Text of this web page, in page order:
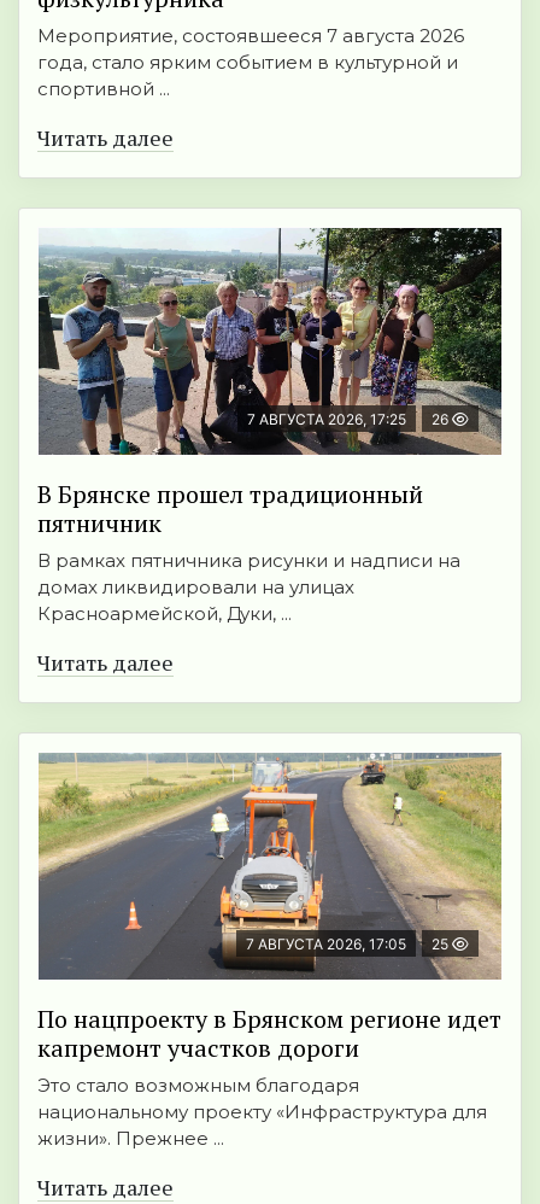
Мероприятие, состоявшееся 7 августа 2026
года, стало ярким событием в культурной и
спортивной ...
Читать далее
7 АВГУСТА 2026, 17:25 26
В Брянске прошел традиционный
пятничник
В рамках пятничника рисунки и надписи на
домах ликвидировали на улицах
Красноармейской, Дуки, ...
Читать далее
7 АВГУСТА 2026, 17:05 25
По нацпроекту в Брянском регионе идет
капремонт участков дороги
Это стало возможным благодаря
национальному проекту «Инфраструктура для
жизни». Прежнее ...
Читать далее